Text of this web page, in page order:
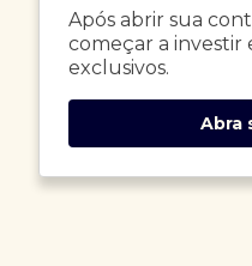
Após abrir sua
começar a
exclusivos.
Abra